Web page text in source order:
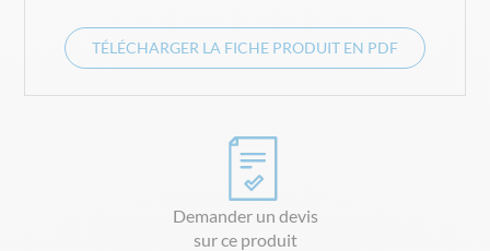
TÉLÉCHARGER LA FICHE PRODUIT EN PDF
Demander un devis
sur ce produit